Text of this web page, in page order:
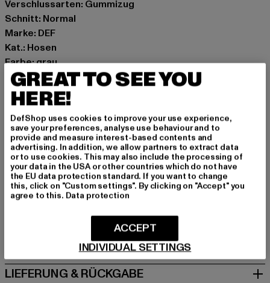
Verschlussarten: Gummizug
Schnitt: Normal
Marke: DEF
Kat.: Hosen
Farbe: grau
Hersteller Farbe: micro chip
Materialzusammensetzung: 61% Baumwolle, 33%
Polyester, 6% Elasthan
Art.Nr: DFLLP064-06515
Hersteller: TB International GmbH |info@tbint.de
Dr.-Robert-Murjahn-Straße 7 | 64372 Ober-Ramstadt |
DE
GRÖSSE & PASSFORM
PFLEGEHINWEISE
LIEFERUNG & RÜCKGABE
GREAT TO SEE YOU
HERE!
DefShop uses cookies to improve your use experience,
save your preferences, analyse use behaviour and to
provide and measure interest-based contents and
advertising. In addition, we allow partners to extract data
or to use cookies. This may also include the processing of
your data in the USA or other countries which do not have
the EU data protection standard. If you want to change
this, click on "Custom settings". By clicking on "Accept" you
agree to this. Data protection
INDIVIDUAL SETTINGS
ACCEPT